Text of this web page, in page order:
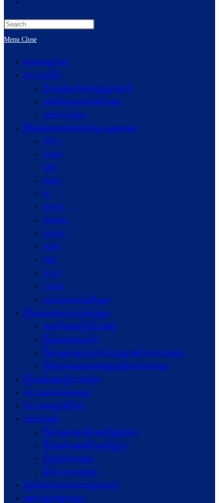
Menu Close
မူလစာမျက်နှာ
NCA သမိုင်း
ဦးတည်ချက်နှင့်ရည်ရွယ်ချက်
အထိမ်းအမှတ်တံဆိပ်များ
ဆောင်ပုဒ်များ
ငြိမ်းချမ်းရေးဖော်‌ဆောင်မှုယန္တရားများ
UPCC
UPWC
MPC
NRPC
PC
NSPCC
NSPWC
NSPNC
NSPC
JMC
JICM
UPDJC
လုပ်ငန်းကော်မတီများ
ငြိမ်းချမ်းရေးလုပ်ငန်းစဉ်များ
နောက်ခံအကြောင်းအရာ
ငြိမ်းချမ်းရေးမူဝါဒ
ငြိမ်းချမ်းရေးတွင်ပါဝင်သူများ၏ စကားသံများ
ငြိမ်းချမ်းရေးအစုအဖွဲ့များ၏စကားသံများ
ငြိမ်းချမ်းရေးညီလာခံများ
NCA အခမ်းအနားများ
NCA စာချုပ်ဆိုင်ရာ
သတင်းများ
ငြိမ်းချမ်းရေးဆိုင်ရာ(ပြည်တွင်း)
ငြိမ်းချမ်းရေးဆိုင်ရာ(ပြည်ပ)
ပြည်တွင်းရေးရာ
နိုင်ငံတကာရေးရာ
ပြည်ထောင်စုသဘောတူစာချုပ်
ဆောင်ရွက်ချက်များ